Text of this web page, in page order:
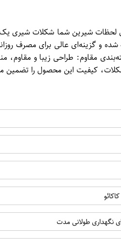
شیرین شما شکلات شیری یک
شده و گزینه‌ای عالی برای
مقاوم: طراحی زیبا و
کیفیت این محصول را تضمین
نگهداری طولانی مدت